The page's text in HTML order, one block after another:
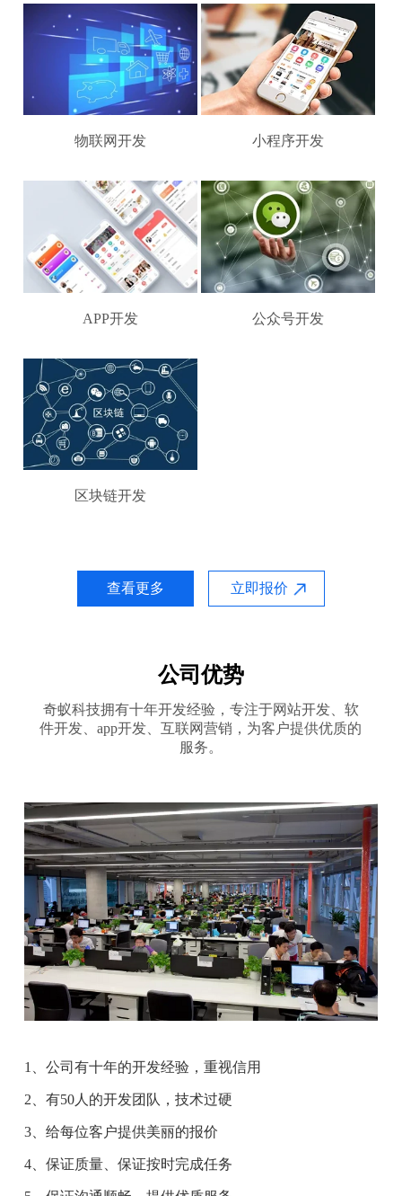
物联网开发 小程序开发
APP开发 公众号开发
区块链开发
查看更多 立即报价
公司优势
奇蚁科技拥有十年开发经验，专注于网站开发、软
件开发、app开发、互联网营销，为客户提供优质的
服务。
1、公司有十年的开发经验，重视信用
2、有50人的开发团队，技术过硬
3、给每位客户提供美丽的报价
4、保证质量、保证按时完成任务